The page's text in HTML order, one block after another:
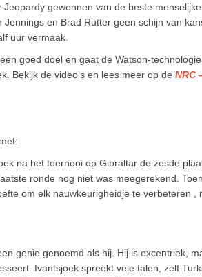
gewonnen van de beste
en Brad Rutter geen schijn van
uur vermaak.
goed doel en gaat de Watson-
Bekijk de video’s en lees meer op de NRC
na het toernooi op Gibraltar de zesde
ronde nog niet was meegerekend.
om elk nauwkeurigheidje te verbeteren ,
genie genoemd als hij. Hij is excentriek,
Ivantsjoek spreekt vele talen, zelf